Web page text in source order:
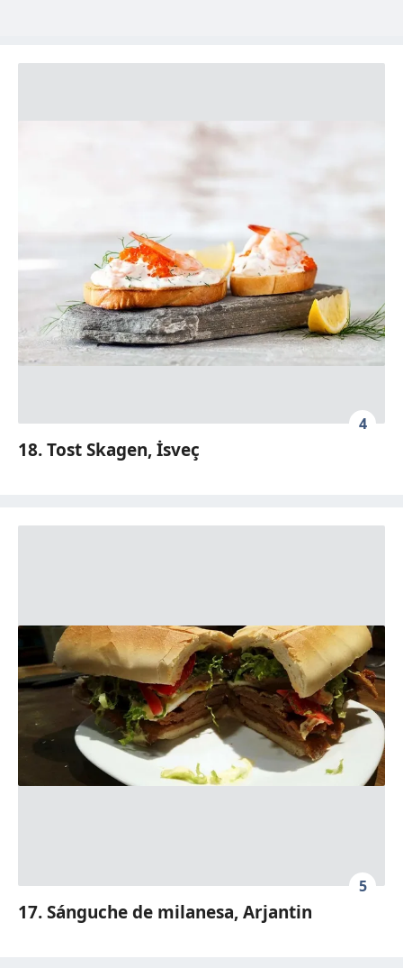
reklam/pazarlama faaliyetlerinin yapılması, amaçlarıyla
Çerezlere ilişkin tercihlerinizi aşağıda yer alan panel
vasıtasıyla belirleyebilirsiniz. Çerezlere ilişkin detaylı bilgi
ziyaret edebilirsiniz.
6698 sayılı Kişisel Verilerin Korunması Kanunu uyarınca
hazırlanmış Aydınlatma Metnimizi okumak ve sitemizde
ilgili mevzuata uygun olarak kullanılan çerezlerle ilgili bilgi
almak için lütfentıklayınız.
4
18. Tost Skagen, İsveç
5
17. Sánguche de milanesa, Arjantin